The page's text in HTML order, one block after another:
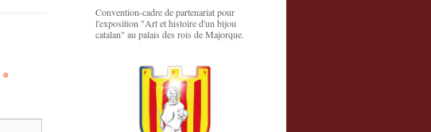
*
Convention-cadre de partenariat pour
l'exposition "Art et histoire d'un bijou
catalan" au palais des rois de Majorque.